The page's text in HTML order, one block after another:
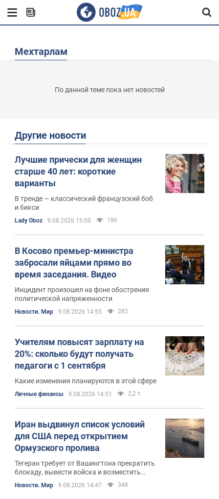
Мехтарлам
По данной теме пока нет новостей
Другие новости
Лучшие прически для женщин
старше 40 лет: короткие
варианты
В тренде — классический французский боб
и бикси
Lady Oboz 9.08.2026 15:00 186
В Косово премьер-министра
забросали яйцами прямо во
время заседания. Видео
Инцидент произошел на фоне обострения
политической напряженности
Новости. Мир 9.08.2026 14:55 282
Учителям повысят зарплату на
20%: сколько будут получать
педагоги с 1 сентября
Какие изменения планируются в этой сфере
Личные финансы 9.08.2026 14:51 2,2 т.
Иран выдвинул список условий
для США перед открытием
Ормузского пролива
Тегеран требует от Вашингтона прекратить
блокаду, вывести войска и возместить
ущерб, нанесенный Ирану в ходе войны
Новости. Мир 9.08.2026 14:47 348